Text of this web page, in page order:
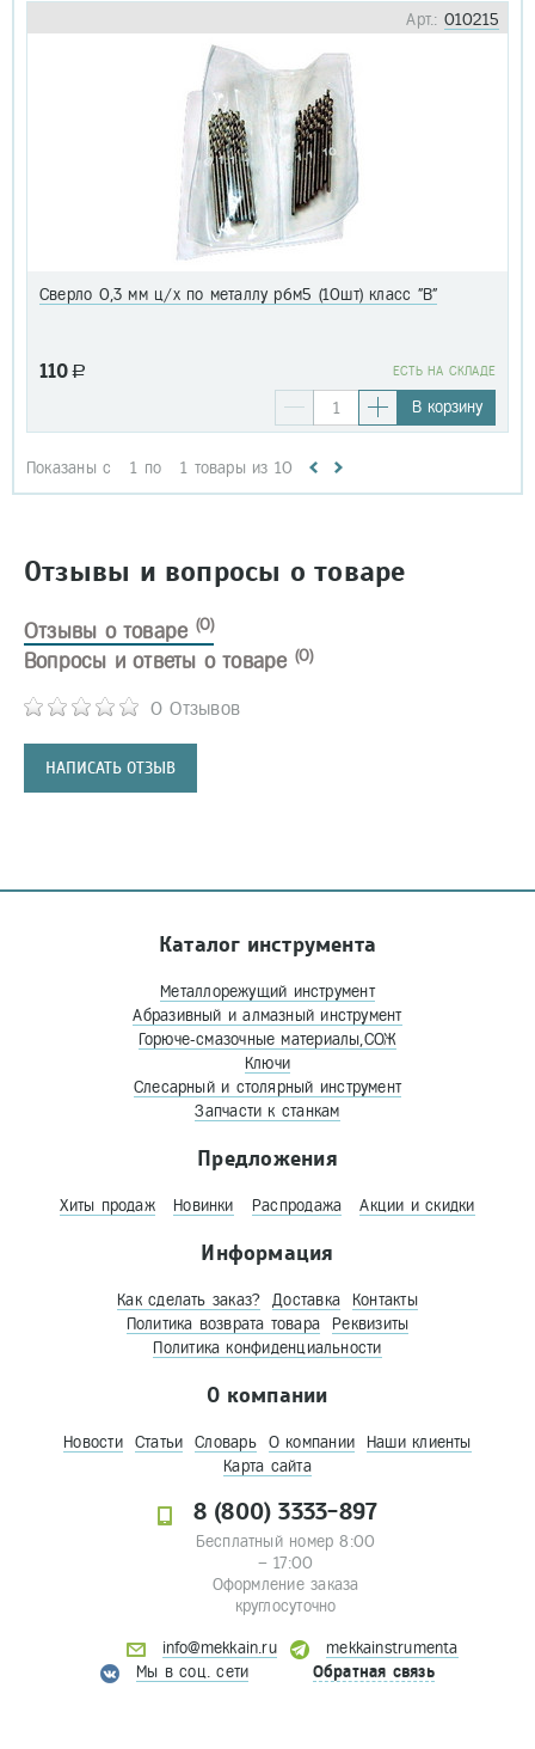
Арт.: 010215
Сверло 0,3 мм ц/х по металлу р6м5 (10шт) класс "В"
110 a EСТЬ НА СКЛАДЕ
В корзину
Показаны с 1 по 1 товары из 10
Отзывы и вопросы о товаре
Отзывы о товаре (0)
0 Отзывов
НАПИСАТЬ ОТЗЫВ
Вопросы и ответы о товаре (0)
Каталог инструмента
Металлорежущий инструмент
Абразивный и алмазный инструмент
Горюче-смазочные материалы,СОЖ
Ключи
Слесарный и столярный инструмент
Запчасти к станкам
Предложения
Хиты продаж Новинки Распродажа Акции и скидки
Информация
Как сделать заказ? Доставка
Контакты
Политика возврата товара
Реквизиты
Политика конфиденциальности
О компании
Новости Статьи Словарь О компании
Наши клиенты
Карта сайта
8 (800) 3333-897
Бесплатный номер 8:00
– 17:00
Оформление заказа
круглосуточно
info@mekkain.ru
mekkainstrumenta
Мы в соц. сети
Обратная связь